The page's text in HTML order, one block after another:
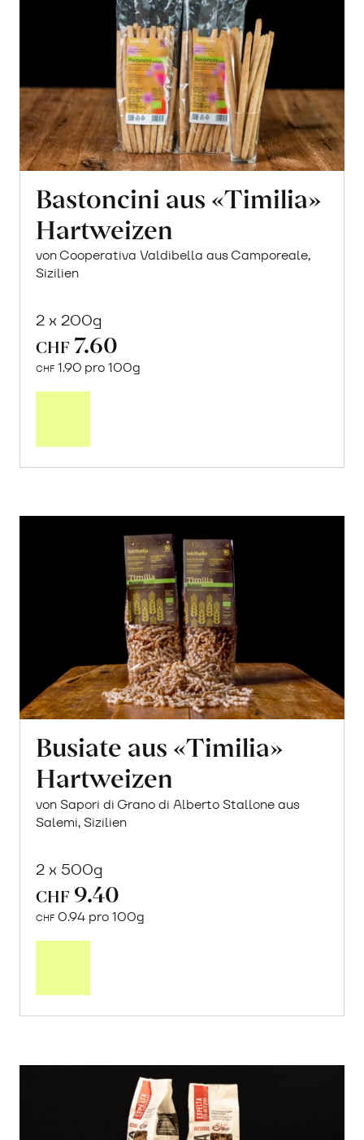
Bastoncini aus «Timilia»
Hartweizen
von Cooperativa Valdibella aus Camporeale,
Sizilien
2 x 200g
CHF 7.60
CHF 1.90 pro 100g
Busiate aus «Timilia»
Hartweizen
von Sapori di Grano di Alberto Stallone aus
Salemi, Sizilien
2 x 500g
CHF 9.40
CHF 0.94 pro 100g